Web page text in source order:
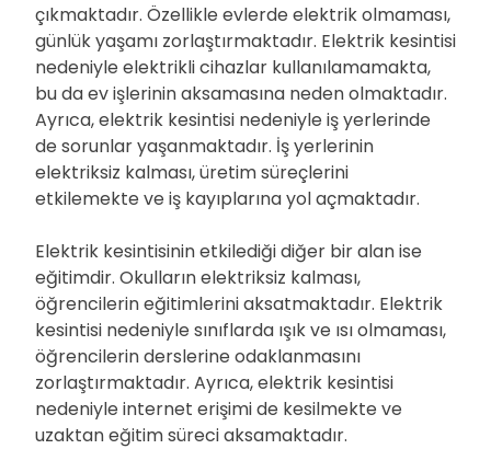
çıkmaktadır. Özellikle evlerde elektrik olmaması,
günlük yaşamı zorlaştırmaktadır. Elektrik kesintisi
nedeniyle elektrikli cihazlar kullanılamamakta,
bu da ev işlerinin aksamasına neden olmaktadır.
Ayrıca, elektrik kesintisi nedeniyle iş yerlerinde
de sorunlar yaşanmaktadır. İş yerlerinin
elektriksiz kalması, üretim süreçlerini
etkilemekte ve iş kayıplarına yol açmaktadır.
Elektrik kesintisinin etkilediği diğer bir alan ise
eğitimdir. Okulların elektriksiz kalması,
öğrencilerin eğitimlerini aksatmaktadır. Elektrik
kesintisi nedeniyle sınıflarda ışık ve ısı olmaması,
öğrencilerin derslerine odaklanmasını
zorlaştırmaktadır. Ayrıca, elektrik kesintisi
nedeniyle internet erişimi de kesilmekte ve
uzaktan eğitim süreci aksamaktadır.